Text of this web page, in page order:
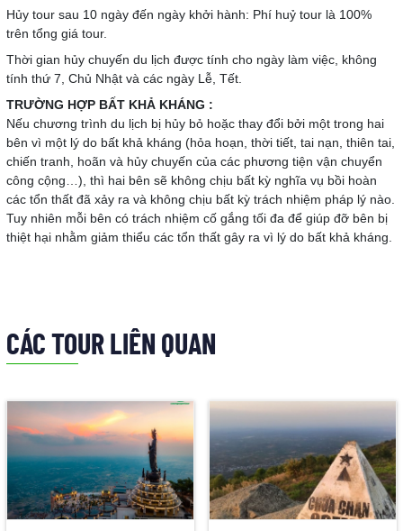
Hủy tour sau 10 ngày đến ngày khởi hành: Phí huỷ tour là 100%
trên tổng giá tour.
Thời gian hủy chuyến du lịch được tính cho ngày làm việc, không
tính thứ 7, Chủ Nhật và các ngày Lễ, Tết.
TRƯỜNG HỢP BẤT KHẢ KHÁNG :
Nếu chương trình du lịch bị hủy bỏ hoặc thay đổi bởi một trong hai
bên vì một lý do bất khả kháng (hỏa hoạn, thời tiết, tai nạn, thiên tai,
chiến tranh, hoãn và hủy chuyến của các phương tiện vận chuyển
công cộng…), thì hai bên sẽ không chịu bất kỳ nghĩa vụ bồi hoàn
các tổn thất đã xảy ra và không chịu bất kỳ trách nhiệm pháp lý nào.
Tuy nhiên mỗi bên có trách nhiệm cố gắng tối đa để giúp đỡ bên bị
thiệt hại nhằm giảm thiểu các tổn thất gây ra vì lý do bất khả kháng.
CÁC TOUR LIÊN QUAN